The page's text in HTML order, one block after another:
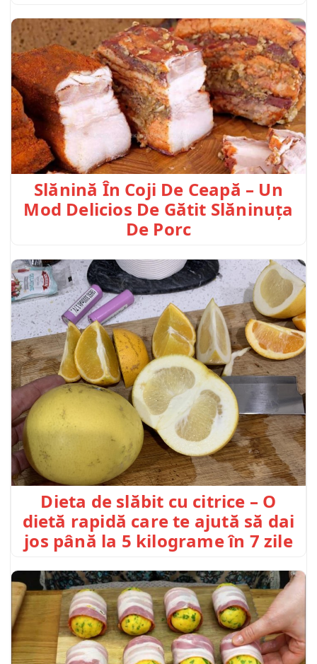
Slănină În Coji De Ceapă – Un
Mod Delicios De Gătit Slăninuța
De Porc
Dieta de slăbit cu citrice – O
dietă rapidă care te ajută să dai
jos până la 5 kilograme în 7 zile